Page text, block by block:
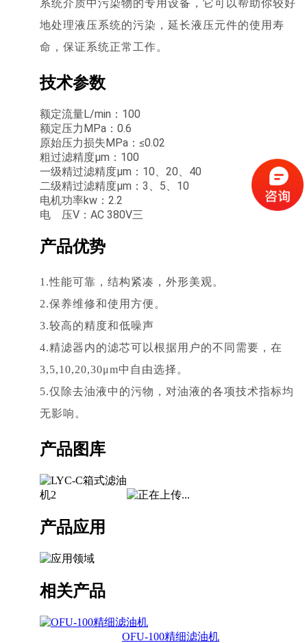
系统介质中污染物的专用设备，它可以帮助你较好
地处理液压系统的污染，延长液压元件的使用寿
命，保证系统正常工作。
技术参数
额定流量L/min：100
额定压力MPa：0.6
原始压力损失MPa：≤0.02
粗过滤精度μm：100
一级精过滤精度μm：10、20、40
二级精过滤精度μm：3、5、10
电机功率kw：2.2
电 压V：AC 380V三
产品优势
1.性能可靠，结构紧凑，外形美观。
2.保养维修和使用方便。
3.较高的精度和低噪声
4.精滤器内的滤芯可以根据用户的不同需要，在
3,5,10,20,30μm中自由选择。
5.仅除去油液中的污物，对油液的各项技术指标均
无影响。
产品图库
产品应用
相关产品
OFU-100精细滤油机